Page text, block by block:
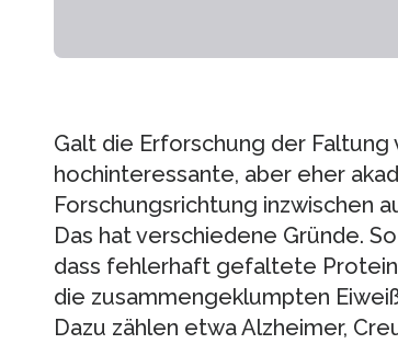
Galt die Erforschung der Faltung
hochinteressante, aber eher
Forschungsrichtung inzwischen
Das hat verschiedene Gründe.
dass fehlerhaft gefaltete
die zusammengeklumpten
Dazu zählen etwa Alzheimer,